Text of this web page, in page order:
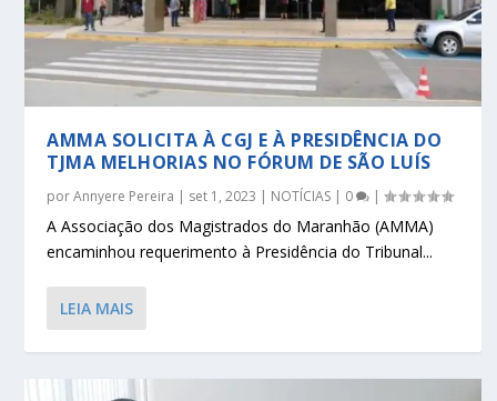
AMMA SOLICITA À CGJ E À PRESIDÊNCIA DO
TJMA MELHORIAS NO FÓRUM DE SÃO LUÍS
porAnnyere Pereira | set 1, 2023 | NOTÍCIAS | 0 |
A Associação dos Magistrados do Maranhão (AMMA)
encaminhou requerimento à Presidência do Tribunal...
LEIA MAIS